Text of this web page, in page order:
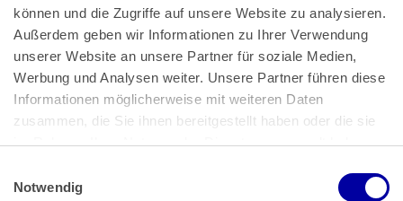
können und die Zugriffe auf unsere Website zu analysieren.
Außerdem geben wir Informationen zu Ihrer Verwendung
unserer Website an unsere Partner für soziale Medien,
Werbung und Analysen weiter. Unsere Partner führen diese
Informationen möglicherweise mit weiteren Daten
zusammen, die Sie ihnen bereitgestellt haben oder die sie
im Rahmen Ihrer Nutzung der Dienste gesammelt haben.
Impressum
Notwendig
Bundeskanzlerplatz 2
53113 Bonn
Pressemitteilungen|AGB
Impressum|Datenschutz